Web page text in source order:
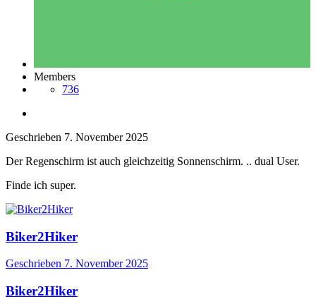
Members
736
Geschrieben 7. November 2025
Der Regenschirm ist auch gleichzeitig Sonnenschirm. .. dual User.
Finde ich super.
Biker2Hiker
Geschrieben 7. November 2025
Biker2Hiker